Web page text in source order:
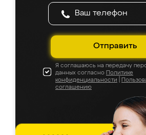
Отправить
Я соглашаюсь на передачу
данных согласно Политике
конфиденциальности
соглашению